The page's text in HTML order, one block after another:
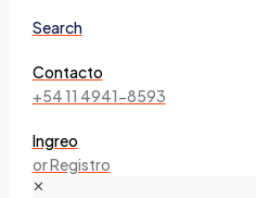
Search
Contacto
+54 11 4941-8593
Ingreo
or Registro
✕